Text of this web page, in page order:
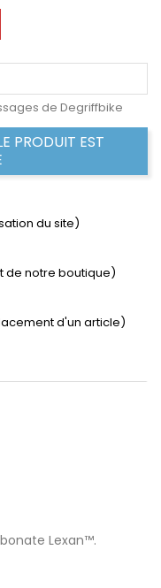
de Degriffbike
PRODUIT EST
du site)
de notre boutique)
d'un article)
Lexan™.